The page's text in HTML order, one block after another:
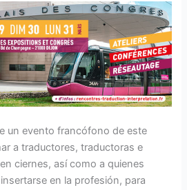
un evento francófono de este
a traductores, traductoras e
ciernes, así como a quienes
en la profesión, para